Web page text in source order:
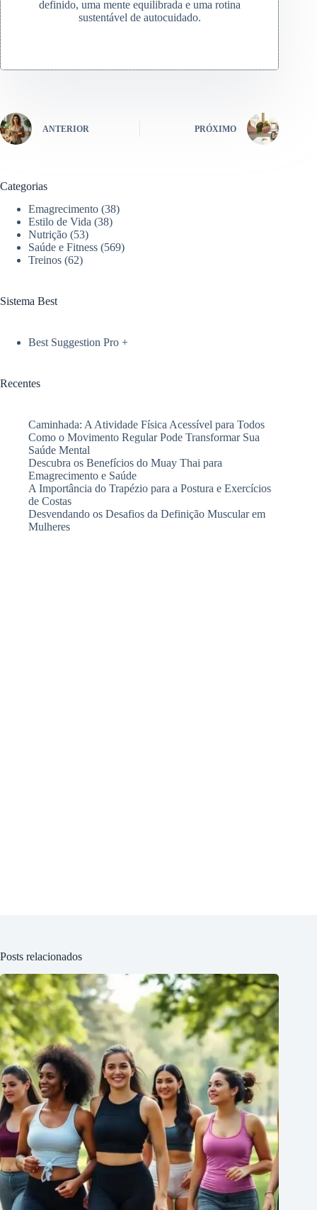
definido, uma mente equilibrada e uma rotina
sustentável de autocuidado.
ANTERIOR PRÓXIMO
Categorias
Emagrecimento (38)
Estilo de Vida (38)
Nutrição (53)
Saúde e Fitness (569)
Treinos (62)
Sistema Best
Best Suggestion Pro +
Recentes
Caminhada: A Atividade Física Acessível para Todos
Como o Movimento Regular Pode Transformar Sua
Saúde Mental
Descubra os Benefícios do Muay Thai para
Emagrecimento e Saúde
A Importância do Trapézio para a Postura e Exercícios
de Costas
Desvendando os Desafios da Definição Muscular em
Mulheres
Posts relacionados